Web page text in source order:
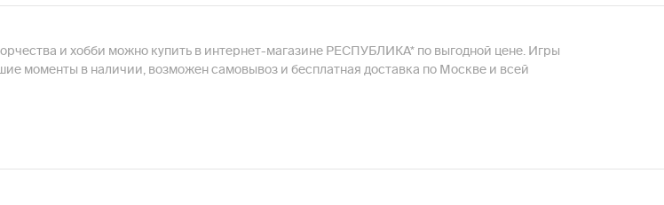
и хобби можно купить в интернет-магазине РЕСПУБЛИКА* по выгодной цене. Игры
моменты в наличии, возможен самовывоз и бесплатная доставка по Москве и всей